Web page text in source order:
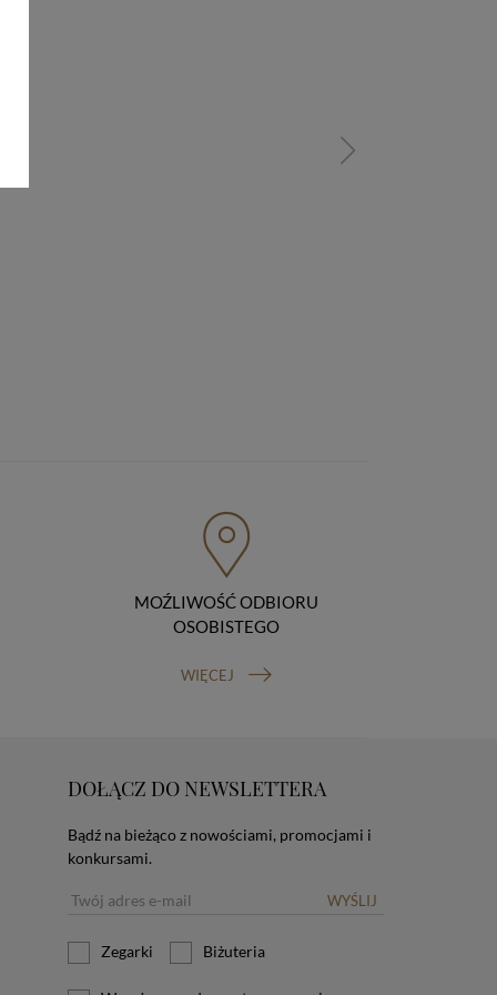
MOŹLIWOŚĆ ODBIORU
OSOBISTEGO
WIĘCEJ
DOŁĄCZ DO NEWSLETTERA
Bądź na bieżąco z nowościami, promocjami i
konkursami.
WYŚLIJ
Zegarki Biżuteria